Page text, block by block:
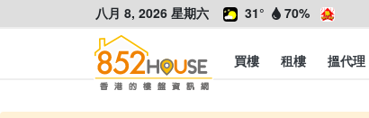
八月 8, 2026 星期六 31° 70%
買樓 租樓 搵代理